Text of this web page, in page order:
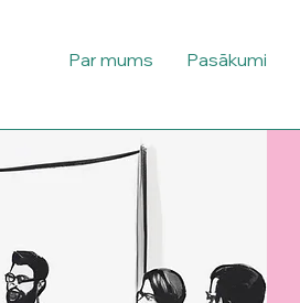
Par mums Pasākumi